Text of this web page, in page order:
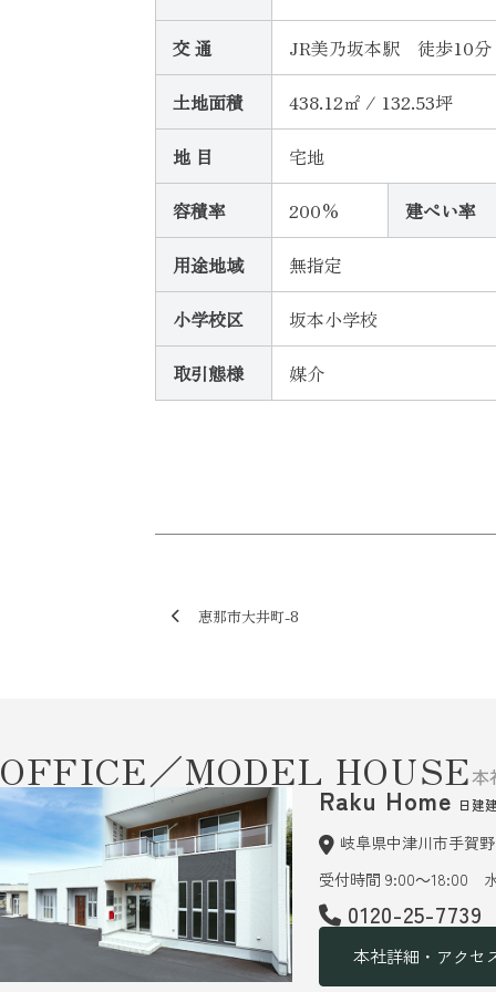
交 通 JR美乃坂本駅 徒歩10分
土地面積 438.12㎡ / 132.53坪
地 目 宅地
容積率 200% 建ぺい率
用途地域 無指定
小学校区 坂本小学校
取引態様 媒介
恵那市大井町-8
OFFICE／MODEL HOUSE本
Raku Home 日建
岐阜県中津川市手賀
受付時間 9:00～18:00
0120-25-7739
本社詳細・アクセ